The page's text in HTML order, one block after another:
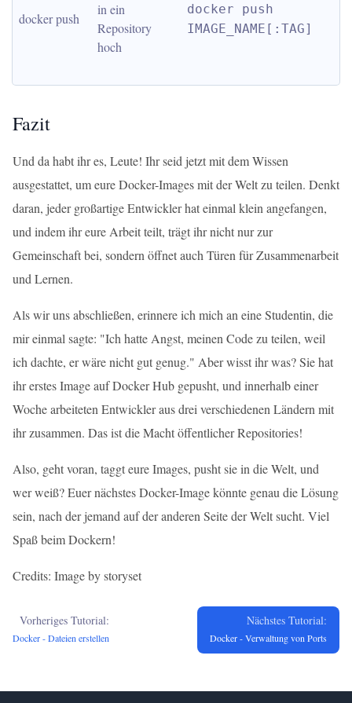
docker push
in ein
Repository
hoch
docker push
IMAGE_NAME[:TAG]
Fazit
Und da habt ihr es, Leute! Ihr seid jetzt mit dem Wissen
ausgestattet, um eure Docker-Images mit der Welt zu teilen. Denkt
daran, jeder großartige Entwickler hat einmal klein angefangen,
und indem ihr eure Arbeit teilt, trägt ihr nicht nur zur
Gemeinschaft bei, sondern öffnet auch Türen für Zusammenarbeit
und Lernen.
Als wir uns abschließen, erinnere ich mich an eine Studentin, die
mir einmal sagte: "Ich hatte Angst, meinen Code zu teilen, weil
ich dachte, er wäre nicht gut genug." Aber wisst ihr was? Sie hat
ihr erstes Image auf Docker Hub gepusht, und innerhalb einer
Woche arbeiteten Entwickler aus drei verschiedenen Ländern mit
ihr zusammen. Das ist die Macht öffentlicher Repositories!
Also, geht voran, taggt eure Images, pusht sie in die Welt, und
wer weiß? Euer nächstes Docker-Image könnte genau die Lösung
sein, nach der jemand auf der anderen Seite der Welt sucht. Viel
Spaß beim Dockern!
Credits: Image by storyset
Vorheriges Tutorial:
Docker - Dateien erstellen
Nächstes Tutorial:
Docker - Verwaltung von Ports